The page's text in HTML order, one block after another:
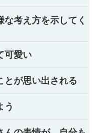
考え方を示してく
可愛い
とが思い出される
う